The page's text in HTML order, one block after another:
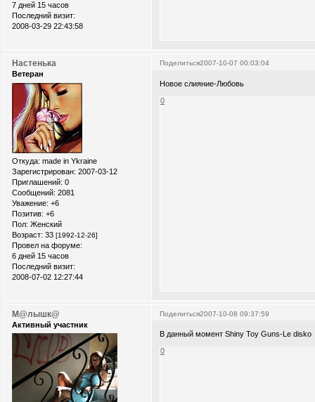
7 дней 15 часов
Последний визит:
2008-03-29 22:43:58
Поделиться2007-10-07 00:03:04
Настенька
Ветеран
Откуда: made in Ykraine
Зарегистрирован: 2007-03-12
Приглашений: 0
Сообщений: 2081
Уважение: +6
Позитив: +6
Пол: Женский
Возраст: 33 [1992-12-26]
Провел на форуме:
6 дней 15 часов
Последний визит:
2008-07-02 12:27:44
Новое слияние-Любовь
0
Поделиться2007-10-08 09:37:59
М@лышк@
Активный участник
В данный момент Shiny Toy Guns-Le disko
0